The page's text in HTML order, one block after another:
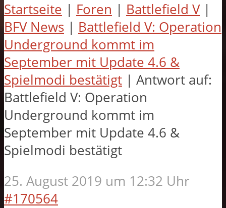
Startseite | Foren | Battlefield V |
BFV News | Battlefield V: Operation
Underground kommt im
September mit Update 4.6 &
Spielmodi bestätigt | Antwort auf:
Battlefield V: Operation
Underground kommt im
September mit Update 4.6 &
Spielmodi bestätigt
25. August 2019 um 12:32 Uhr
#170564